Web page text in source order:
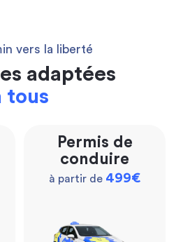
vers la liberté
adaptées
tous
Permis de
conduire
à partir de 499€